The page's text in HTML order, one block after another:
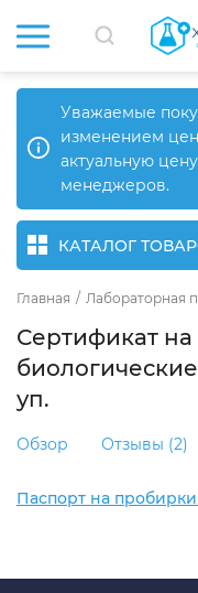
Уважаемые
изменением
актуальную
менеджеров.
КАТАЛОГ
Главная / Лабораторная
Сертификат
уп.
Обзор Отзывы (2)
Паспорт на